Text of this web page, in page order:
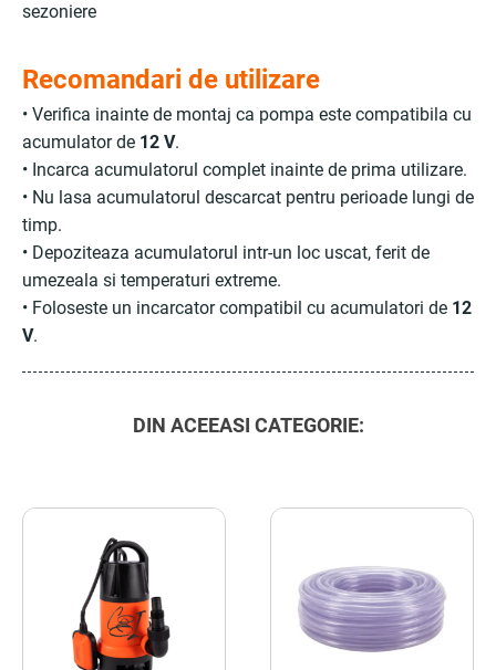
sezoniere
Recomandari de utilizare
• Verifica inainte de montaj ca pompa este compatibila cu
acumulator de 12 V.
• Incarca acumulatorul complet inainte de prima utilizare.
• Nu lasa acumulatorul descarcat pentru perioade lungi de
timp.
• Depoziteaza acumulatorul intr-un loc uscat, ferit de
umezeala si temperaturi extreme.
• Foloseste un incarcator compatibil cu acumulatori de 12
V.
DIN ACEEASI CATEGORIE: